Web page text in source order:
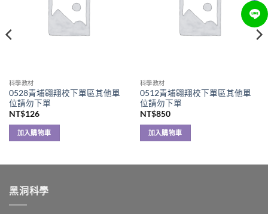
科學教材
0528青埔翱翔校下單區其他單
位請勿下單
NT$126
加入購物車
科學教材
0512青埔翱翔校下單區其他單
位請勿下單
NT$850
加入購物車
黑洞科學